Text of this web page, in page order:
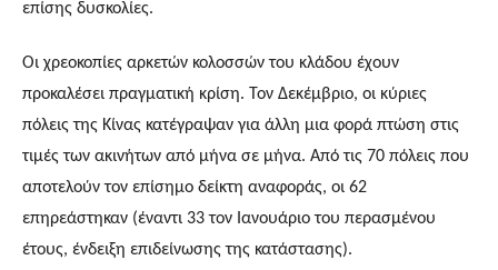
επίσης δυσκολίες.
Οι χρεοκοπίες αρκετών κολοσσών του κλάδου έχουν
προκαλέσει πραγματική κρίση. Τον Δεκέμβριο, οι κύριες
πόλεις της Κίνας κατέγραψαν για άλλη μια φορά πτώση στις
τιμές των ακινήτων από μήνα σε μήνα. Από τις 70 πόλεις που
αποτελούν τον επίσημο δείκτη αναφοράς, οι 62
επηρεάστηκαν (έναντι 33 τον Ιανουάριο του περασμένου
έτους, ένδειξη επιδείνωσης της κατάστασης).